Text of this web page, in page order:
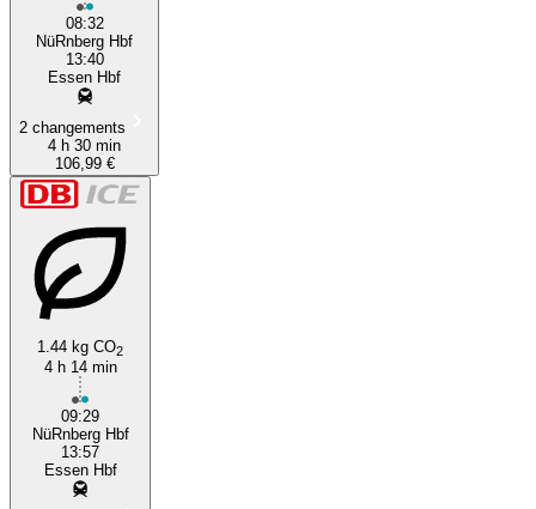
08:32
NüRnberg Hbf
13:40
Essen Hbf
2 changements
4 h 30 min
106,99 €
1.44 kg CO2
4 h 14 min
09:29
NüRnberg Hbf
13:57
Essen Hbf